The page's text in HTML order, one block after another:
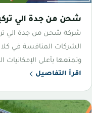
شحن من جدة الي
شركة شحن من جدة الي
الشركات المنافسة في
وتمتعها بأعلى الإمكانيات
اقرأ التفاصيل